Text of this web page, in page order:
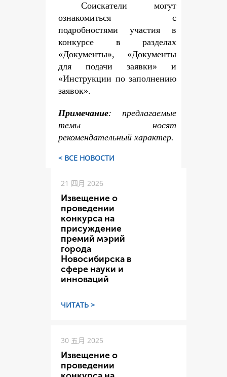
Соискатели могут
ознакомиться с
подробностями участия в
конкурсе в разделах
«Документы», «Документы
для подачи заявки» и
«Инструкции по заполнению
заявок».
Примечание: предлагаемые
темы носят
рекомендательный характер.
< ВСЕ НОВОСТИ
21 四月 2026
Извещение о
проведении
конкурса на
присуждение
премий мэрий
города
Новосибирска в
сфере науки и
инноваций
ЧИТАТЬ >
30 五月 2025
Извещение о
проведении